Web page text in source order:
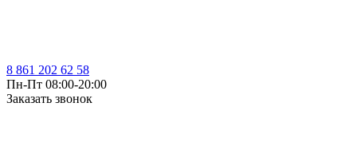
8 861 202 62 58
Пн-Пт 08:00-20:00
Заказать звонок